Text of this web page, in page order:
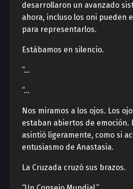
desarrollaron un avanzado
ahora, incluso los oni pueden
para representarlos.
Estábamos en silencio.
“…
“…
Nos miramos a los ojos. Los
estaban abiertos de emoción.
asintió ligeramente, como si
entusiasmo de Anastasia.
La Cruzada cruzó sus brazos.